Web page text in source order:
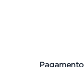
Pagamento